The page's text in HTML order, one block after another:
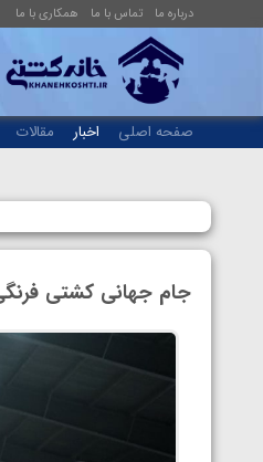
درباره ما تماس با ما همکاری با ما
صفحه اصلی اخبار مقالات
جام جهانی کشتی